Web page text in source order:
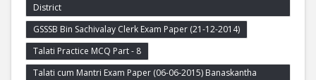
District
GSSSB Bin Sachivalay Clerk Exam Paper (21-12-2014)
Talati Practice MCQ Part - 8
Talati cum Mantri Exam Paper (06-06-2015) Banaskantha